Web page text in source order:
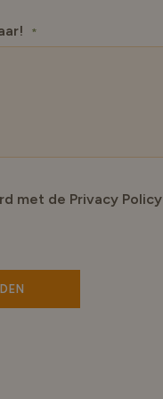
*
met de Privacy Policy